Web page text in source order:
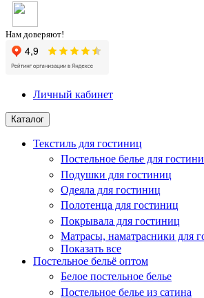
Нам доверяют!
Личный кабинет
Каталог
Текстиль для гостиниц
Постельное белье для
Подушки для гостиниц
Одеяла для гостиниц
Полотенца для гостиниц
Покрывала для гостиниц
Матрасы, наматрасники для
Показать все
Постельное бельё оптом
Белое постельное белье
Постельное белье из сатина